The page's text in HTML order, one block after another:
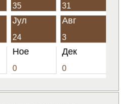
35 31
Јул
24
Авг
3
Ное
0
Дек
0